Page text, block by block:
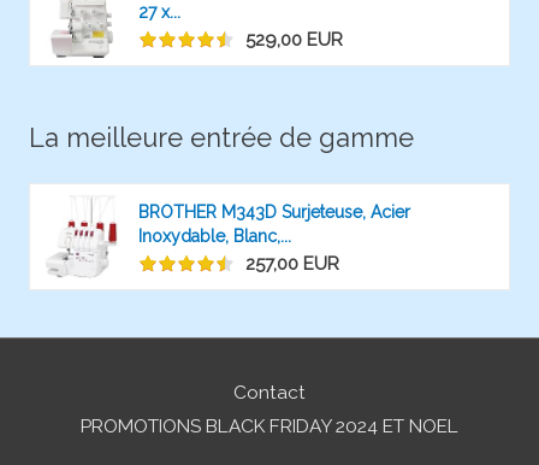
27 x...
529,00 EUR
La meilleure entrée de gamme
BROTHER M343D Surjeteuse, Acier
Inoxydable, Blanc,...
257,00 EUR
Contact
PROMOTIONS BLACK FRIDAY 2024 ET NOEL